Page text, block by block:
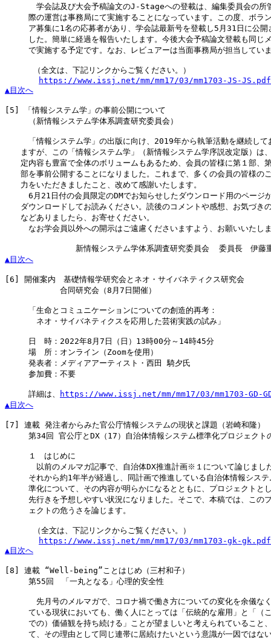
学会誌及び大会予稿論文のJ-Stageへの登載は、編集委員会の所
際の運営は事務局にて実施することになっています。この度、ボラ
ア募集に1名の応募者があり、学会誌最新号を登載し5月31日に公開
した。簡単に経過を報告いたします。今後大会予稿論文登載も同じ
で実施する予定です。なお、レビュアーは当面事務局が担当してい
（全文は、下記リンクからご覧ください。）
https://www.issj.net/mm/mm17/03/mm1703-JS-JS.pdf
▲目次へ
[5]
「情報システム学」の事前公開について
（新情報システム学体系調査研究委員会）
「情報システム学」の出版に向け、2019年から執筆活動を継続して
ますが、この「情報システム学」（新情報システム学序説改定版）は
定内容も豊富で全体のボリュームもあるため、会員の皆様に第１部、
部を事前公開することになりました。これまで、多くの会員の皆様の
力をいただきましたこと、改めて感謝いたします。
6月21日付の会員限定のDMでお知らせしたダウンロード用のページ
ダウンロードしてお読みください。読後のコメントや感想、お気づき
などありましたら、お寄せください。
なお学会員以外への開示はご遠慮くださいますよう、お願いいたし
▲目次へ
[6]
開催案内　基礎情報学研究会とネオ・サイバネティクス研究会
合同研究会（8月7日開催）
「生命とコミュニケーションについての創造的再考：
ネオ・サイバネティクスを応用した芸術実践の試み」
日　時：2022年8月7日（日）13時00分～14時45分
場　所：オンライン（Zoomを使用）
発表者：メディアアーティスト・西田 騎夕氏
参加費：不要
詳細は、
https://www.issj.net/mm/mm17/03/mm1703-GD-
▲目次へ
[7]
連載 発注者からみた官公庁情報システムの現状と課題（岩崎和隆）
第34回 官公庁とDX（17）自治体情報システム標準化プロジェクト
１　はじめに
以前のメルマガ記事で、自治体DX推進計画※１について論じまし
それから約1年半が経過し、同計画で推進している自治体情報システ
準化について、その内容が明らかになるとともに、プロジェクトと
先行きを予想しやすい状況になりました。そこで、本稿では、この
ェクトの危うさを論じます。
（全文は、下記リンクからご覧ください。）
https://www.issj.net/mm/mm17/03/mm1703-gk-gk.pdf
▲目次へ
[8]
連載 “Well-being”ことはじめ（三村和子）
第55回　「一丸となる」心理的安全性
先月号のメルマガで、コロナ禍で働き方についての変化を余儀な
ている現状においても、働く人にとっては「伝統的な雇用」と「（
での）価値観を持ち続ける」ことが望ましいと考えられていること
て、その理由として同じ連帯に居続けたいという意識が一因ではな